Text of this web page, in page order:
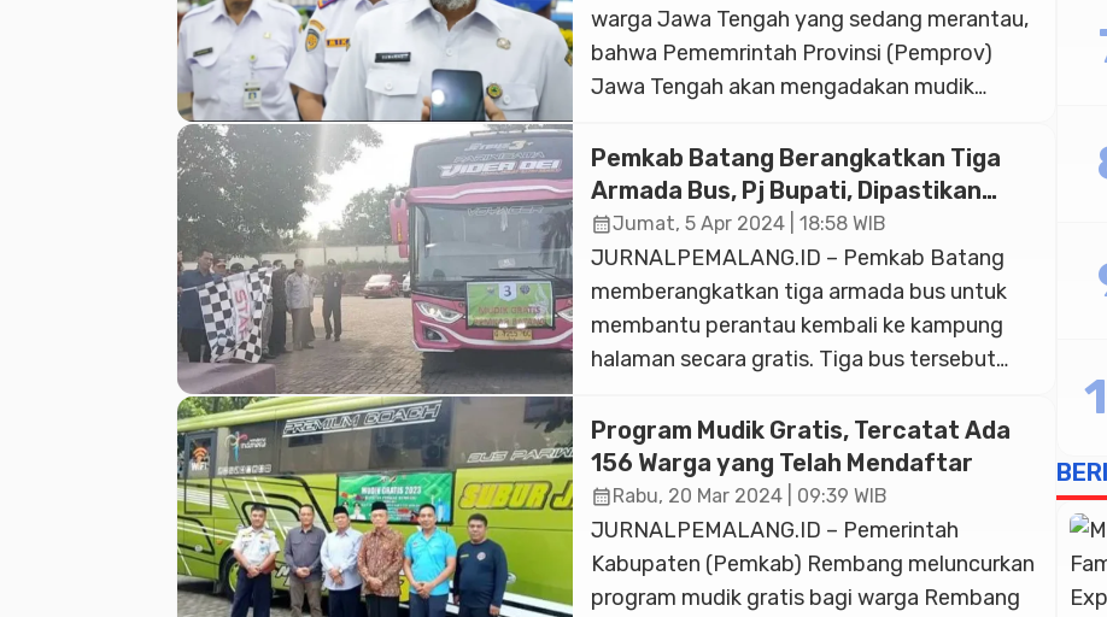
warga Jawa Tengah yang sedang merantau,
bahwa Pememrintah Provinsi (Pemprov)
Jawa Tengah akan mengadakan mudik
mematangkan persiapan penyelenggaraan
program mudik dan balik rantau gratis pada
Lebaran 2026. Hal tersebut dibahas dalam
rapat koordinasi lanjutan yang dipimpin
Sekretaris Daerah Provinsi Jawa Tengah,
Sumarno, bersama […]
Pemkab Batang Berangkatkan Tiga
Armada Bus, Pj Bupati, Dipastikan
Kondisi Layak, Baik Armada Maupun
Pengemudi
calendar_monthJumat, 5 Apr 2024 | 18:58 WIB
JURNALPEMALANG.ID – Pemkab Batang
memberangkatkan tiga armada bus untuk
membantu perantau kembali ke kampung
halaman secara gratis. Tiga bus tersebut
Batang Lani Dwi Rejeki di Halaman Dinas
Perhubungan Batang, Kabupaten Batang,
Jumat (5/4/2024). Lani mengatakan, ketiga
bus itu akan menampung 150 pemudik yang
nantinya akan diturunkan di Dinas
Perhubungan Kabupaten Batang. […]
Program Mudik Gratis, Tercatat Ada
156 Warga yang Telah Mendaftar
calendar_monthRabu, 20 Mar 2024 | 09:39 WIB
JURNALPEMALANG.ID – Pemerintah
Kabupaten (Pemkab) Rembang meluncurkan
program mudik gratis bagi warga Rembang